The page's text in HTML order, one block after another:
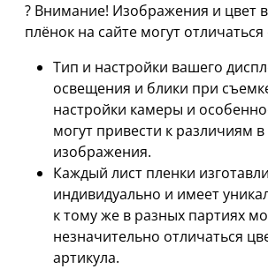
? Внимание! Изображения и цвет
плёнок на сайте могут
Тип и настройки вашего
освещения и блики при
настройки камеры и
могут привести к различиям
изображения.
Каждый лист пленки
индивидуально и имеет
к тому же в разных партиях
незначительно отличаться
артикула.